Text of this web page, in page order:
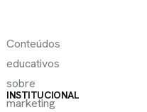
INSTITUCIONAL
Conteúdos
educativos
sobre
marketing